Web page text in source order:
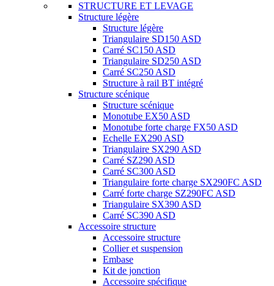
STRUCTURE ET LEVAGE
Structure légère
Structure légère
Triangulaire SD150 ASD
Carré SC150 ASD
Triangulaire SD250 ASD
Carré SC250 ASD
Structure à rail BT intégré
Structure scénique
Structure scénique
Monotube EX50 ASD
Monotube forte charge FX50 ASD
Echelle EX290 ASD
Triangulaire SX290 ASD
Carré SZ290 ASD
Carré SC300 ASD
Triangulaire forte charge SX290FC ASD
Carré forte charge SZ290FC ASD
Triangulaire SX390 ASD
Carré SC390 ASD
Accessoire structure
Accessoire structure
Collier et suspension
Embase
Kit de jonction
Accessoire spécifique